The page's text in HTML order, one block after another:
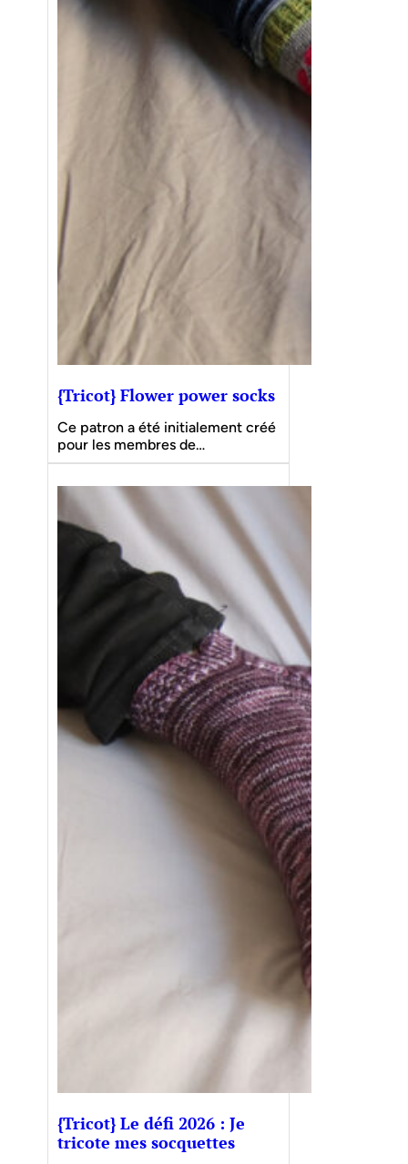
{Tricot} Flower power socks
Ce patron a été initialement créé
pour les membres de…
{Tricot} Le défi 2026 : Je
tricote mes socquettes